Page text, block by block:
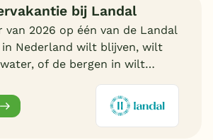
bij Landal
van 2026 op één van de Landal
in Nederland wilt blijven, wilt
of de bergen in wilt